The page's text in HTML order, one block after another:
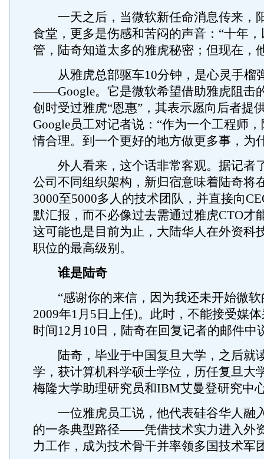
一天之后，当微软新任命消息传来，
食堂，更多是伤感和苦闷的声音：“十年
管，陆奇知道太多的雅虎秘密；但现在，
从雅虎总部驱车10分钟，是心灵手榴
——Google。它是微软希望借助雅虎阻击
创时受过雅虎“恩惠”，其表示愿向后者提
Google员工对记者说：“作为一个工程师
情合理。到一个更好的地方做更多事，为
外人看来，这个话非常客观。据记者
公司不同组织架构，新归宿意味着陆奇将
3000至5000多人的技术团队，并直接向
默汇报，而不必像过去需通过雅虎CTO才
这可能也是目前为止，大陆华人在外资科
职位的最高级别。
谁是陆奇
“感谢你的来信，因为我还未开始微软
2009年1月5日上任)。此时，不能接受媒
时间12月10日，陆奇在回复记者的邮件中
陆奇，毕业于中国复旦大学，之后就
学，获计算机科学硕士学位，历任复旦大
梅隆大学助理研究员和IBM艾曼登研究中
一位雅虎员工说，他代表硅谷华人融
的一条典型路径——凭借技术实力进入外
力工作，成为技术骨干并率领多国技术军